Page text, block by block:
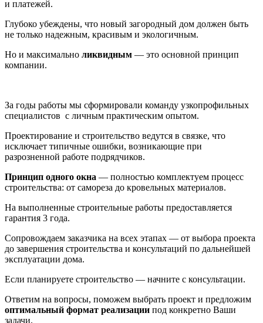
и платежей.
Глубоко убеждены, что новый загородный дом должен быть
не только надежным, красивым и экологичным.
Но и максимально ликвидным — это основной принцип
компании.
За годы работы мы сформировали команду узкопрофильных
специалистов с личным практическим опытом.
Проектирование и строительство ведутся в связке, что
исключает типичные ошибки, возникающие при
разрозненной работе подрядчиков.
Принцип одного окна — полностью комплектуем процесс
строительства: от самореза до кровельных материалов.
На выполненные строительные работы предоставляется
гарантия 3 года.
Сопровождаем заказчика на всех этапах — от выбора проекта
до завершения строительства и консультаций по дальнейшей
эксплуатации дома.
Если планируете строительство — начните с консультации.
Ответим на вопросы, поможем выбрать проект и предложим
оптимальный формат реализации под конкретно Ваши
задачи.